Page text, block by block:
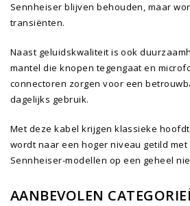
Sennheiser blijven behouden, maar
transiënten.
Naast geluidskwaliteit is ook
mantel die knopen tegengaat en
connectoren zorgen voor een
dagelijks gebruik.
Met deze kabel krijgen klassieke
wordt naar een hoger niveau getild
Sennheiser-modellen op een geheel
AANBEVOLEN